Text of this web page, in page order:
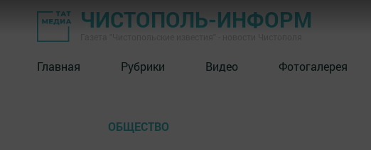
ЧИСТОПОЛЬ-ИНФОРМ
Главная Рубрики Видео Фотогалерея
ОБЩЕСТВО